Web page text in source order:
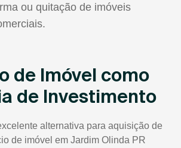
ou quitação de imóveis
de Imóvel como
de Investimento
alternativa para aquisição de
de imóvel em Jardim Olinda PR